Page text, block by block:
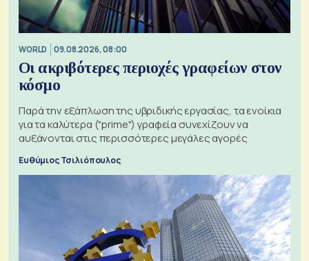
WORLD 09.08.2026, 08:00
Οι ακριβότερες περιοχές γραφείων στον
κόσμο
Παρά την εξάπλωση της υβριδικής εργασίας, τα ενοίκια
για τα καλύτερα ("prime") γραφεία συνεχίζουν να
αυξάνονται στις περισσότερες μεγάλες αγορές
Ευθύμιος Τσιλιόπουλος